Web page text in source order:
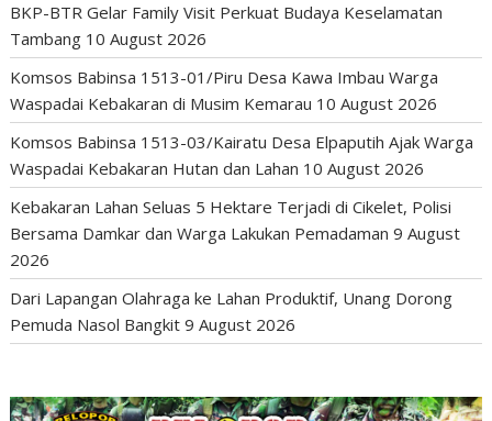
BKP-BTR Gelar Family Visit Perkuat Budaya Keselamatan
Tambang 10 August 2026
Komsos Babinsa 1513-01/Piru Desa Kawa Imbau Warga
Waspadai Kebakaran di Musim Kemarau 10 August 2026
Komsos Babinsa 1513-03/Kairatu Desa Elpaputih Ajak Warga
Waspadai Kebakaran Hutan dan Lahan 10 August 2026
Kebakaran Lahan Seluas 5 Hektare Terjadi di Cikelet, Polisi
Bersama Damkar dan Warga Lakukan Pemadaman 9 August
2026
Dari Lapangan Olahraga ke Lahan Produktif, Unang Dorong
Pemuda Nasol Bangkit 9 August 2026